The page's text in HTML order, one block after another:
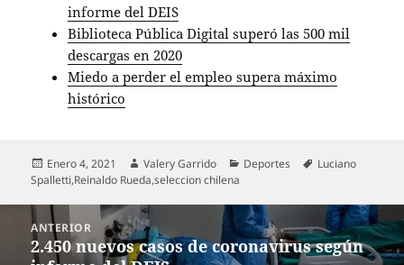
informe del DEIS
Biblioteca Pública Digital superó las 500 mil
descargas en 2020
Miedo a perder el empleo supera máximo
histórico
Publicado
el
Enero 4, 2021 Autor
Valery Garrido Categorías
Deportes Etiquetas
Luciano
Spalletti,Reinaldo Rueda,seleccion chilena
Navegación
entradas
ANTERIOR
Entrada
2.450 nuevos casos de coronavirus según